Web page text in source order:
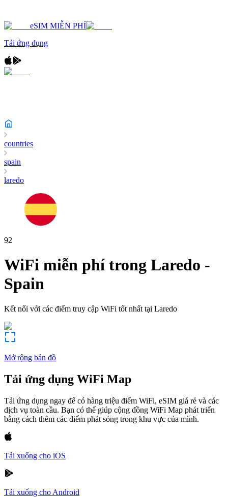
eSIM MIỄN PHÍ
Tải ứng dụng
countries
spain
laredo
92
WiFi miễn phí trong Laredo -
Spain
Kết nối với các điểm truy cập WiFi tốt nhất tại Laredo
Mở rộng bản đồ
Tải ứng dụng WiFi Map
Tải ứng dụng ngay để có hàng triệu điểm WiFi, eSIM giá rẻ và các
dịch vụ toàn cầu. Bạn có thể giúp cộng đồng WiFi Map phát triển
bằng cách thêm các điểm phát sóng trong khu vực của mình.
Tải xuống cho iOS
Tải xuống cho Android